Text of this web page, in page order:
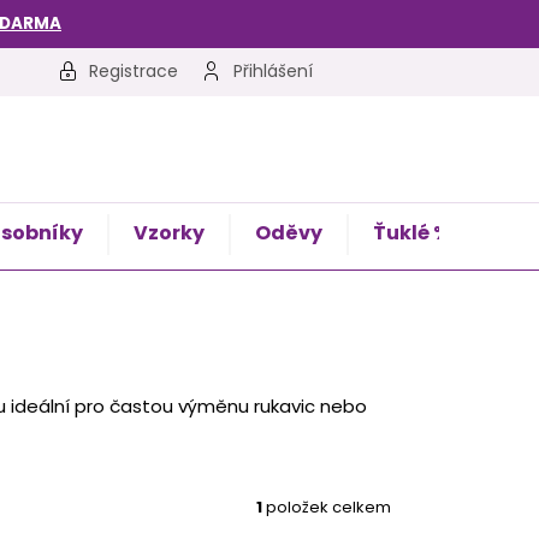
Registrace Přihlášení
Vzorky Oděvy Ťuklé %
ideální pro častou výměnu rukavic nebo
1položek celkem